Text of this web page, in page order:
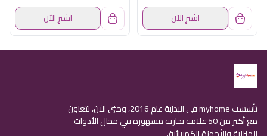
اشترِ الآن
اشترِ الآن
تأسست myhome في البداية عام 2016، وحتى الآن، نتعاون
مع أكثر من 50 علامة تجارية مشهورة في مجال الأدوات